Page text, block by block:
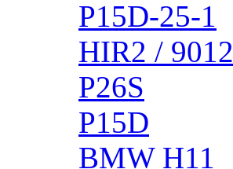
P15D-25-1
HIR2 / 9012
P26S
P15D
BMW H11